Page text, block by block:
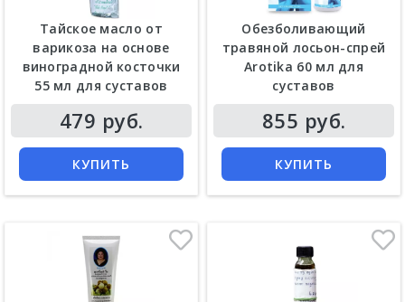
Тайское масло от
варикоза на основе
виноградной косточки
55 мл для суставов
479 руб.
КУПИТЬ
Обезболивающий
травяной лосьон-спрей
Arotika 60 мл для
суставов
855 руб.
КУПИТЬ